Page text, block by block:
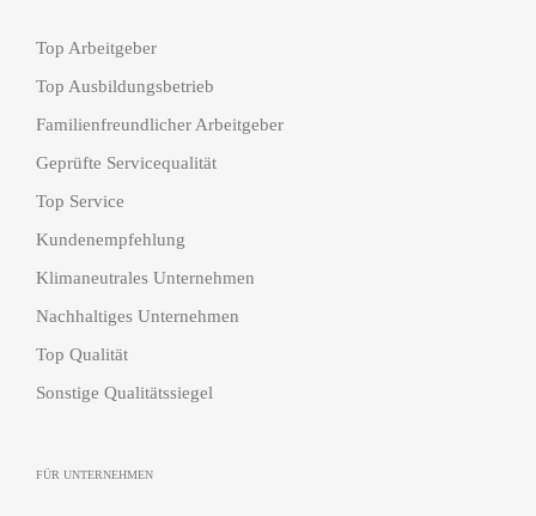
Top Arbeitgeber
Top Ausbildungsbetrieb
Familienfreundlicher Arbeitgeber
Geprüfte Servicequalität
Top Service
Kundenempfehlung
Klimaneutrales Unternehmen
Nachhaltiges Unternehmen
Top Qualität
Sonstige Qualitätssiegel
FÜR UNTERNEHMEN